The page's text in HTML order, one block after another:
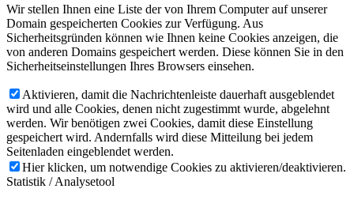
Wir stellen Ihnen eine Liste der von Ihrem Computer auf unserer
Domain gespeicherten Cookies zur Verfügung. Aus
Sicherheitsgründen können wie Ihnen keine Cookies anzeigen, die
von anderen Domains gespeichert werden. Diese können Sie in den
Sicherheitseinstellungen Ihres Browsers einsehen.
Aktivieren, damit die Nachrichtenleiste dauerhaft ausgeblendet
wird und alle Cookies, denen nicht zugestimmt wurde, abgelehnt
werden. Wir benötigen zwei Cookies, damit diese Einstellung
gespeichert wird. Andernfalls wird diese Mitteilung bei jedem
Seitenladen eingeblendet werden.
Hier klicken, um notwendige Cookies zu aktivieren/deaktivieren.
Statistik / Analysetool